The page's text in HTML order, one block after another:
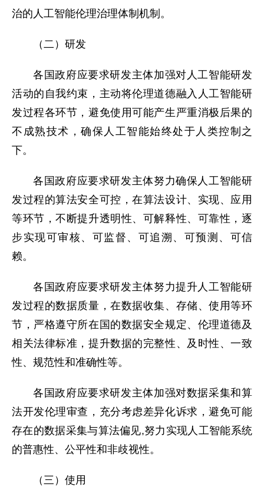
治的人工智能伦理治理体制机制。
（二）研发
各国政府应要求研发主体加强对人工智能研发
活动的自我约束，主动将伦理道德融入人工智能研
发过程各环节，避免使用可能产生严重消极后果的
不成熟技术，确保人工智能始终处于人类控制之
下。
各国政府应要求研发主体努力确保人工智能研
发过程的算法安全可控，在算法设计、实现、应用
等环节，不断提升透明性、可解释性、可靠性，逐
步实现可审核、可监督、可追溯、可预测、可信
赖。
各国政府应要求研发主体努力提升人工智能研
发过程的数据质量，在数据收集、存储、使用等环
节，严格遵守所在国的数据安全规定、伦理道德及
相关法律标准，提升数据的完整性、及时性、一致
性、规范性和准确性等。
各国政府应要求研发主体加强对数据采集和算
法开发伦理审查，充分考虑差异化诉求，避免可能
存在的数据采集与算法偏见,努力实现人工智能系统
的普惠性、公平性和非歧视性。
（三）使用